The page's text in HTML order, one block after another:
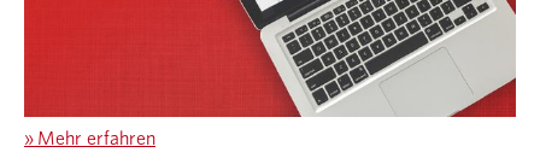
» Mehr erfahren